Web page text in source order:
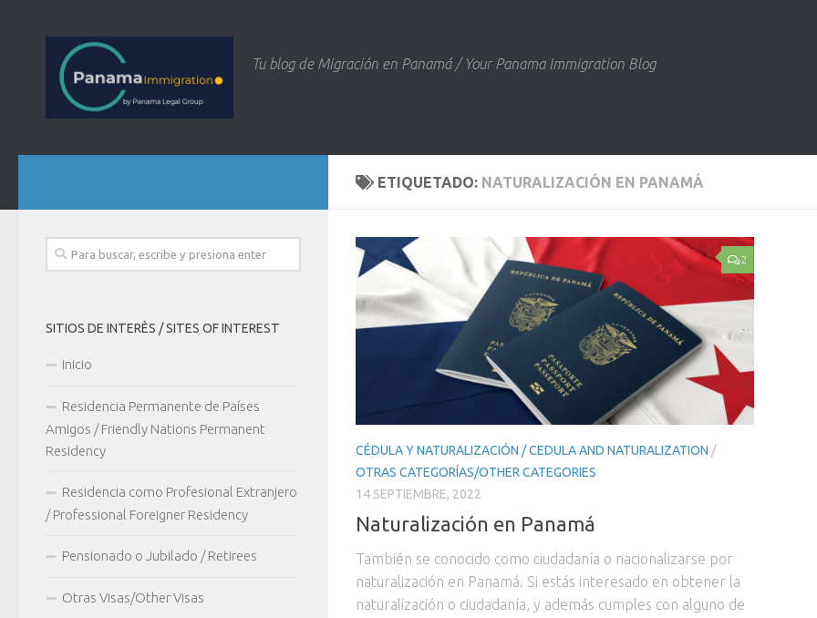
Tu blog de Migración en Panamá / Your Panama Immigration Blog
ETIQUETADO: NATURALIZACIÓN EN PANAMÁ
2
CÉDULA Y NATURALIZACIÓN / CEDULA AND NATURALIZATION /
OTRAS CATEGORÍAS/OTHER CATEGORIES
14 SEPTIEMBRE, 2022
Naturalización en Panamá
También se conocido como ciudadanía o nacionalizarse por
naturalización en Panamá. Si estás interesado en obtener la
naturalización o ciudadanía, y además cumples con alguno de
SITIOS DE INTERÈS / SITES OF INTEREST
Inicio
Residencia Permanente de Países
Amigos / Friendly Nations Permanent
Residency
Residencia como Profesional Extranjero
/ Professional Foreigner Residency
Pensionado o Jubilado / Retirees
Otras Visas/Other Visas